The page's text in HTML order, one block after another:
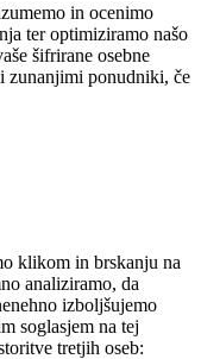
in ocenimo
ter optimiziramo našo
šifrirane osebne
zunanjimi ponudniki, če
klikom in brskanju na
analiziramo, da
izboljšujemo
soglasjem na tej
tretjih oseb: